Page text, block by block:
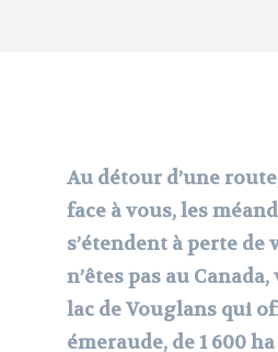
Au détour d’une
face à vous, les
s’étendent à perte de
n’êtes pas au
lac de Vouglans qui
émeraude, de 1 600